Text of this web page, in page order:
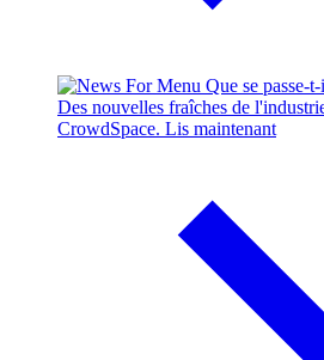
Que se passe-
Des nouvelles fraîches de
CrowdSpace. Lis maintenant